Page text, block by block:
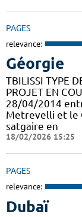
PAGES
relevance:
Géorgie
TBILISSI TYPE
PROJET EN
28/04/2014
Metrevelli et le
satgaire en
18/02/2026 15:25
PAGES
relevance:
Dubaï